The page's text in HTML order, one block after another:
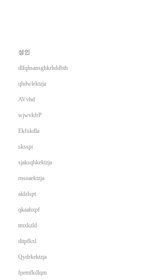
성인
dlfqhsansghkrhddbth
qhdwlektzja
AVvhd
wjwvkfrP
Ekfxkdla
sksspt
sjaksqhkektzja
rnsoaektzja
aldzlspt
qkaahxpf
tmxkzld
ditpfkxl
Qydrkektzja
fpemfkdlqm